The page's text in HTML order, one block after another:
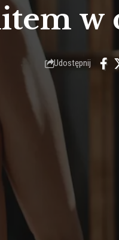
w
Udostępnij